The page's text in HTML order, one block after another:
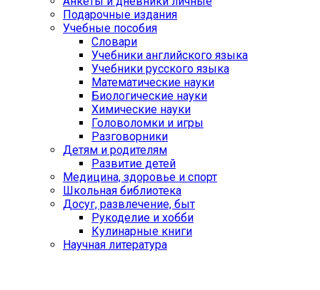
Подарочные издания
Учебные пособия
Словари
Учебники английского языка
Учебники русского языка
Математические науки
Биологические науки
Химические науки
Головоломки и игры
Разговорники
Детям и родителям
Развитие детей
Медицина, здоровье и спорт
Школьная библиотека
Досуг, развлечение, быт
Рукоделие и хобби
Кулинарные книги
Научная литература